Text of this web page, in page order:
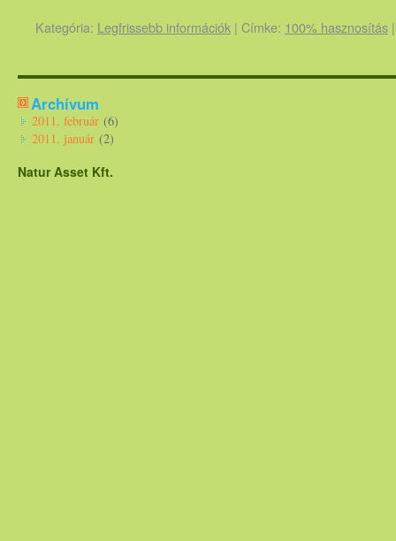
Kategória: Legfrissebb információk | Címke: 100% hasznosítás |
Archívum
2011. február(6)
2011. január(2)
Natur Asset Kft.